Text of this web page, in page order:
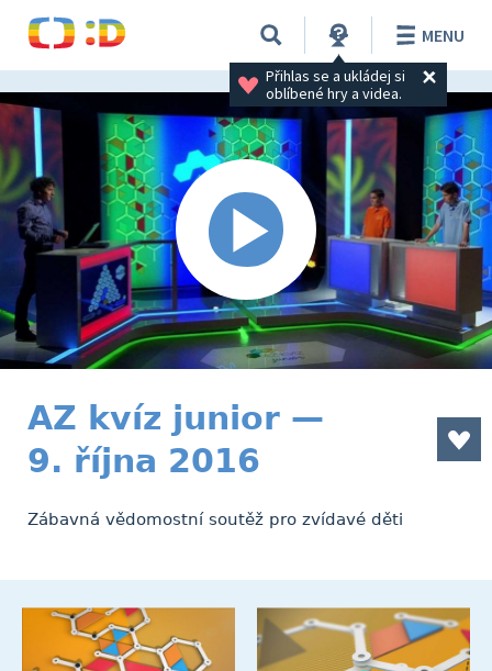
Přihlas se a ukládej si
oblíbené hry a videa.
MENU
AZ kvíz junior —
9. října 2016
Zábavná vědomostní soutěž pro zvídavé děti